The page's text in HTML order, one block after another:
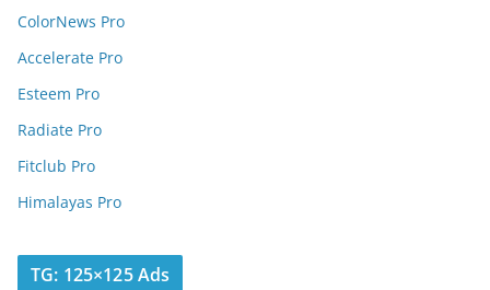
ColorNews Pro
Accelerate Pro
Esteem Pro
Radiate Pro
Fitclub Pro
Himalayas Pro
TG: 125×125 Ads